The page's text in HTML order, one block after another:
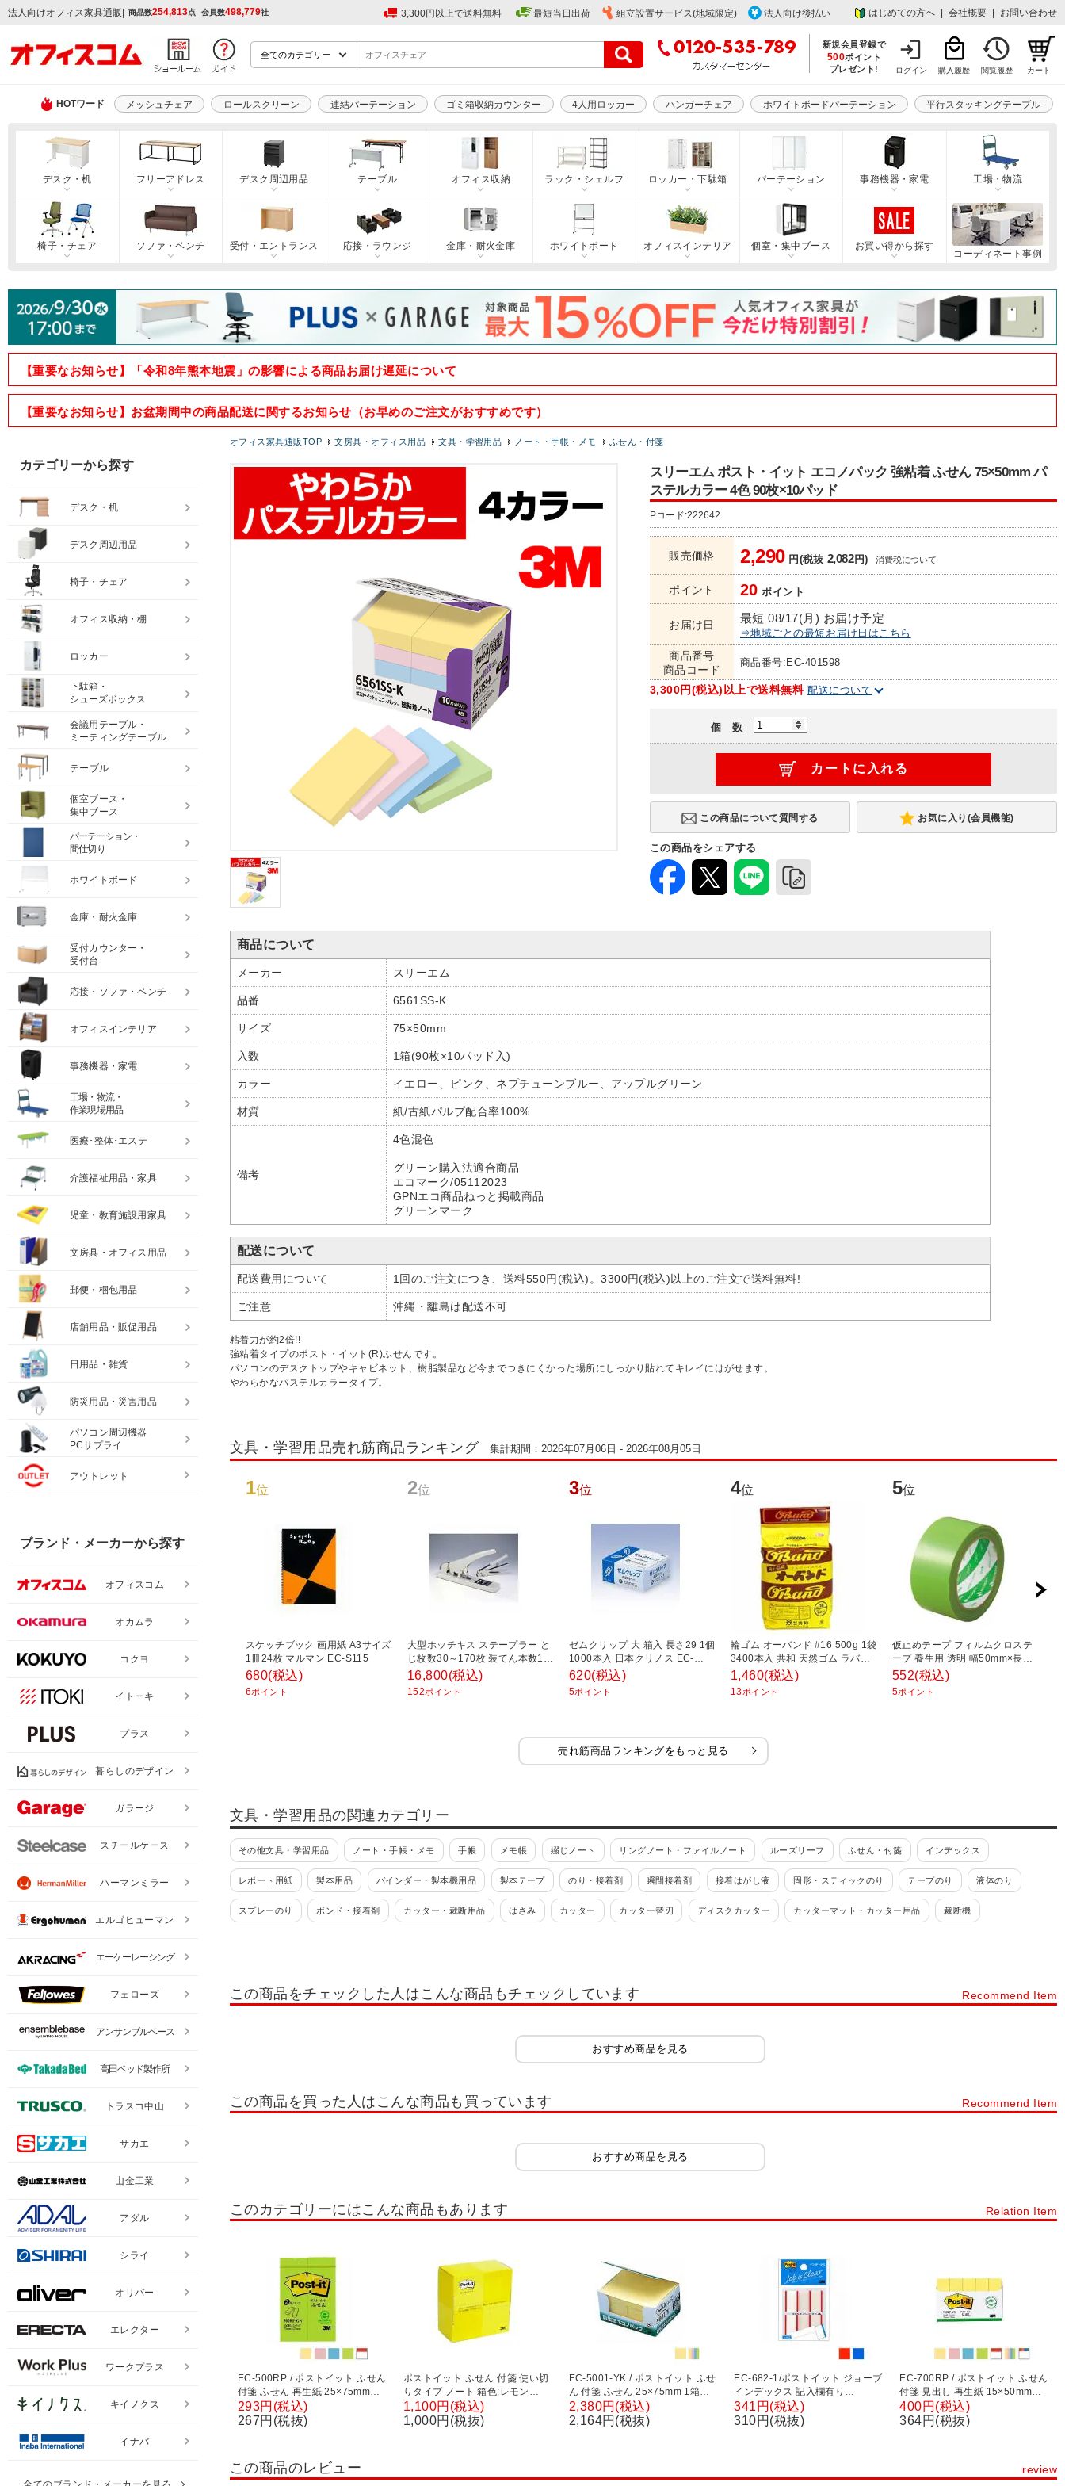
法人向けオフィス家具通販 | 商品数254,813点 会員数498,779社 3,300円以上で送料無料 最短当日出荷 組立設置サービス(地域限定) 法人向け後払い はじめての方へ 会社概要 お問い合わせ
新規会員登録で
500ポイント
プレゼント!
ログイン 購入履歴 閲覧履歴 カート
HOTワード メッシュチェア ロールスクリーン 連結パーテーション ゴミ箱収納カウンター 4人用ロッカー ハンガーチェア ホワイトボードパーテーション 平行スタッキングテーブル
デスク・机 フリーアドレス デスク周辺用品 テーブル オフィス収納 ラック・シェルフ ロッカー・下駄箱 パーテーション 事務機器・家電 工場・物流
椅子・チェア ソファ・ベンチ 受付・エントランス 応接・ラウンジ 金庫・耐火金庫 ホワイトボード オフィスインテリア 個室・集中ブース
お買い得から探す
コーディネート事例
【重要なお知らせ】「令和8年熊本地震」の影響による商品お届け遅延について
【重要なお知らせ】お盆期間中の商品配送に関するお知らせ（お早めのご注文がおすすめです）
オフィス家具通販TOP 文房具・オフィス用品 文具・学習用品 ノート・手帳・メモ ふせん・付箋
スリーエム ポスト・イット エコノパック 強粘着 ふせん 75×50mm パ
ステルカラー 4色 90枚×10パッド
Pコード:222642
販売価格 2,290 円(税抜 2,082円) 消費税について
ポイント 20 ポイント
お届け日 最短 08/17(月) お届け予定
⇒地域ごとの最短お届け日はこちら
商品番号
商品コード
商品番号:EC-401598
3,300円(税込)以上で送料無料 配送について
個 数
お気に入り(会員機能)
この商品をシェアする
商品について
メーカー スリーエム
品番 6561SS-K
サイズ 75×50mm
入数 1箱(90枚×10パッド入)
カラー イエロー、ピンク、ネプチューンブルー、アップルグリーン
材質 紙/古紙パルプ配合率100%
備考
4色混色
グリーン購入法適合商品
エコマーク/05112023
GPNエコ商品ねっと掲載商品
グリーンマーク
配送について
配送費用について 1回のご注文につき、送料550円(税込)。3300円(税込)以上のご注文で送料無料!
ご注意 沖縄・離島は配送不可
粘着力が約2倍!!
強粘着タイプのポスト・イット(R)ふせんです。
パソコンのデスクトップやキャビネット、樹脂製品など今までつきにくかった場所にしっかり貼れてキレイにはがせます。
やわらかなパステルカラータイプ。
文具・学習用品売れ筋商品ランキング 集計期間：2026年07月06日 - 2026年08月05日
1位
スケッチブック 画用紙 A3サイズ
1冊24枚 マルマン EC-S115
680(税込)
6ポイント
2位
大型ホッチキス ステープラー と
じ枚数30～170枚 装てん本数100
本 マックス EC-HD-12N-17
16,800(税込)
152ポイント
3位
ゼムクリップ 大 箱入 長さ29 1個
1000本入 日本クリノス EC-
GKULI-1-10
620(税込)
5ポイント
4位
輪ゴム オーバンド #16 500g 1袋
3400本入 共和 天然ゴム ラバー
バンド ゴムバンド 梱包資材 結束
用品/EC-GG-015
1,460(税込)
13ポイント
5位
仮止めテープ フィルムクロステ
ープ 養生用 透明 幅50mm×長さ
25m 1巻 ニチバン EC-184-50
552(税込)
5ポイント
売れ筋商品ランキングをもっと見る
文具・学習用品の関連カテゴリー
その他文具・学習用品 ノート・手帳・メモ 手帳 メモ帳 綴じノート リングノート・ファイルノート ルーズリーフ ふせん・付箋 インデックス
レポート用紙 製本用品 バインダー・製本機用品 製本テープ のり・接着剤 瞬間接着剤 接着はがし液 固形・スティックのり テープのり 液体のり
スプレーのり ボンド・接着剤 カッター・裁断用品 はさみ カッター カッター替刃 ディスクカッター カッターマット・カッター用品 裁断機
クリップ・リング 定規・コンパス コンパス 分度器 定規 セロファン紙・透明紙
この商品をチェックした人はこんな商品もチェックしています Recommend Item
おすすめ商品を見る
この商品を買った人はこんな商品も買っています Recommend Item
おすすめ商品を見る
このカテゴリーにはこんな商品もあります Relation Item
EC-500RP / ポストイット ふせん
付箋 ふせん 再生紙 25×75mm
200枚 スリーエム
293円(税込)
267円(税抜)
ポストイット ふせん 付箋 使い切
りタイプ ノート 箱色:レモン
74×69mm 300枚 スリーエム EC-
POP-300Y
1,100円(税込)
1,000円(税抜)
EC-5001-YK / ポストイット ふせ
ん 付箋 ふせん 25×75mm 1箱
2000枚 再生紙エコノパック まと
め買い スリーエム
2,380円(税込)
2,164円(税抜)
EC-682-1/ポストイット ジョーブ
インデックス 記入欄有り
44×23mm 100枚入り スリーエム
341円(税込)
310円(税抜)
EC-700RP / ポストイット ふせん
付箋 見出し 再生紙 15×50mm
500枚 スリーエム
400円(税込)
364円(税抜)
この商品のレビュー review
カテゴリーから探す
デスク・机
デスク周辺用品
椅子・チェア
オフィス収納・棚
ロッカー
下駄箱・
シューズボックス
会議用テーブル・
ミーティングテーブル
テーブル
個室ブース・
集中ブース
パーテーション・
間仕切り
ホワイトボード
金庫・耐火金庫
受付カウンター・
受付台
応接・ソファ・ベンチ
オフィスインテリア
事務機器・家電
工場・物流・
作業現場用品
医療･整体･エステ
介護福祉用品・家具
児童・教育施設用家具
文房具・オフィス用品
郵便・梱包用品
店舗用品・販促用品
日用品・雑貨
防災用品・災害用品
パソコン周辺機器
PCサプライ
アウトレット
ブランド・メーカーから探す
オフィスコム
オカムラ
コクヨ
イトーキ
プラス
暮らしのデザイン
ガラージ
スチールケース
ハーマンミラー
エルゴヒューマン
エーケーレーシング
フェローズ
アンサンブルベース
高田ベッド製作所
トラスコ中山
サカエ
山金工業
アダル
シライ
オリバー
エレクター
ワークプラス
キイノクス
イナバ